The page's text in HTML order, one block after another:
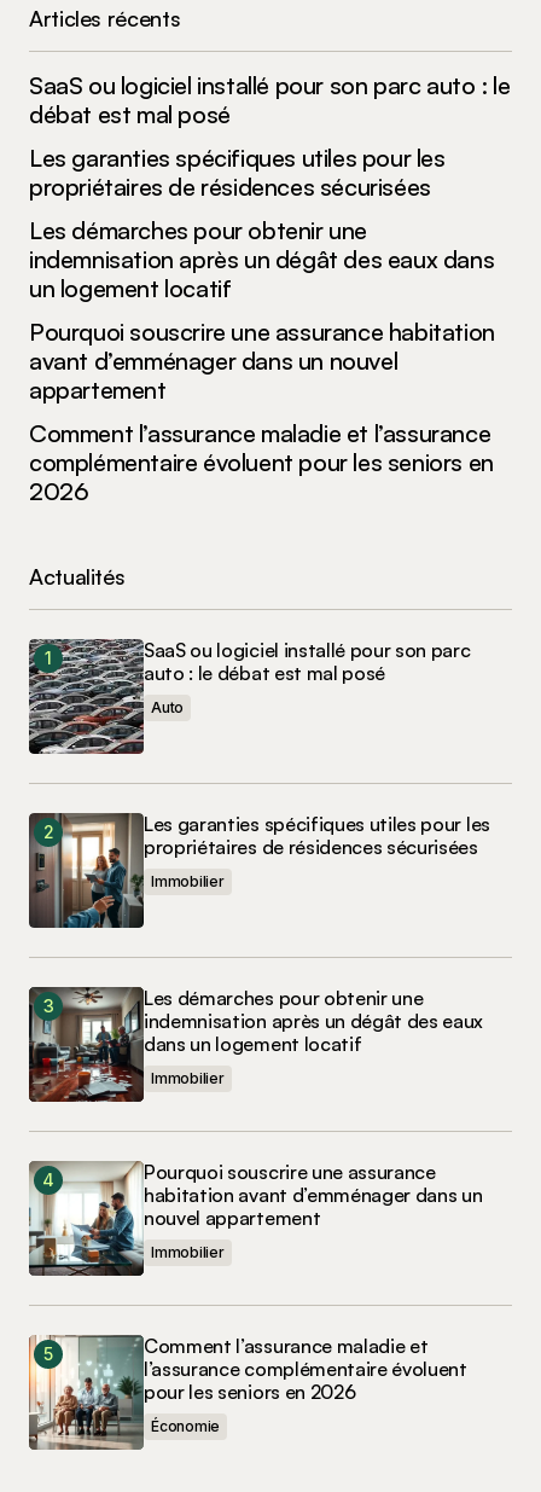
dans le navigateur pour mon prochain
Submit Comment
Articles récents
SaaS ou logiciel installé pour son parc auto : le
débat est mal posé
Les garanties spécifiques utiles pour les
propriétaires de résidences sécurisées
Les démarches pour obtenir une
indemnisation après un dégât des eaux dans
un logement locatif
Pourquoi souscrire une assurance habitation
avant d’emménager dans un nouvel
appartement
Comment l’assurance maladie et l’assurance
complémentaire évoluent pour les seniors en
2026
Actualités
SaaS ou logiciel installé pour son parc
auto : le débat est mal posé
Auto
Les garanties spécifiques utiles pour les
propriétaires de résidences sécurisées
Immobilier
Les démarches pour obtenir une
indemnisation après un dégât des eaux
dans un logement locatif
Immobilier
Pourquoi souscrire une assurance
habitation avant d’emménager dans un
nouvel appartement
Immobilier
Comment l’assurance maladie et
l’assurance complémentaire évoluent
pour les seniors en 2026
Économie